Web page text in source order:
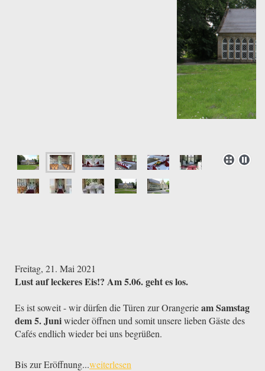
Freitag, 21. Mai 2021
Lust auf leckeres Eis!? Am 5.06. geht es los.
Es ist soweit - wir dürfen die Türen zur Orangerieam Samstag
dem 5. Juniwieder öffnen und somit unsere lieben Gäste des
Cafés endlich wieder bei uns begrüßen.
Bis zur Eröffnung...weiterlesen